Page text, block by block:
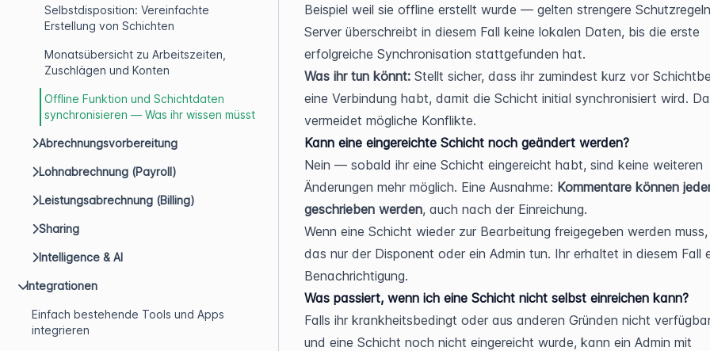
Selbstdisposition: Vereinfachte
Erstellung von Schichten
Monatsübersicht zu Arbeitszeiten,
Zuschlägen und Konten
Offline Funktion und Schichtdaten
synchronisieren — Was ihr wissen müsst
Abrechnungsvorbereitung
Lohnabrechnung (Payroll)
Leistungsabrechnung (Billing)
Sharing
Intelligence & AI
Integrationen
Einfach bestehende Tools und Apps
integrieren
Beispiel weil sie offline erstellt wurde — gelten strengere
Server überschreibt in diesem Fall keine lokalen Daten, bis die erste
erfolgreiche Synchronisation stattgefunden hat.
Was ihr tun könnt: Stellt sicher, dass ihr zumindest kurz vor
eine Verbindung habt, damit die Schicht initial synchronisiert wird.
vermeidet mögliche Konflikte.
Kann eine eingereichte Schicht noch geändert werden?
Nein — sobald ihr eine Schicht eingereicht habt, sind keine weiteren
Änderungen mehr möglich. Eine Ausnahme: Kommentare können
geschrieben werden, auch nach der Einreichung.
Wenn eine Schicht wieder zur Bearbeitung freigegeben werden
das nur der Disponent oder ein Admin tun. Ihr erhaltet in diesem Fall
Benachrichtigung.
Was passiert, wenn ich eine Schicht nicht selbst einreichen kann?
Falls ihr krankheitsbedingt oder aus anderen Gründen nicht
und eine Schicht noch nicht eingereicht wurde, kann ein Admin mit